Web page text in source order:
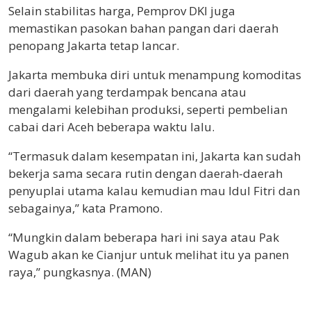
Selain stabilitas harga, Pemprov DKI juga
memastikan pasokan bahan pangan dari daerah
penopang Jakarta tetap lancar.
Jakarta membuka diri untuk menampung komoditas
dari daerah yang terdampak bencana atau
mengalami kelebihan produksi, seperti pembelian
cabai dari Aceh beberapa waktu lalu.
“Termasuk dalam kesempatan ini, Jakarta kan sudah
bekerja sama secara rutin dengan daerah-daerah
penyuplai utama kalau kemudian mau Idul Fitri dan
sebagainya,” kata Pramono.
“Mungkin dalam beberapa hari ini saya atau Pak
Wagub akan ke Cianjur untuk melihat itu ya panen
raya,” pungkasnya. (MAN)